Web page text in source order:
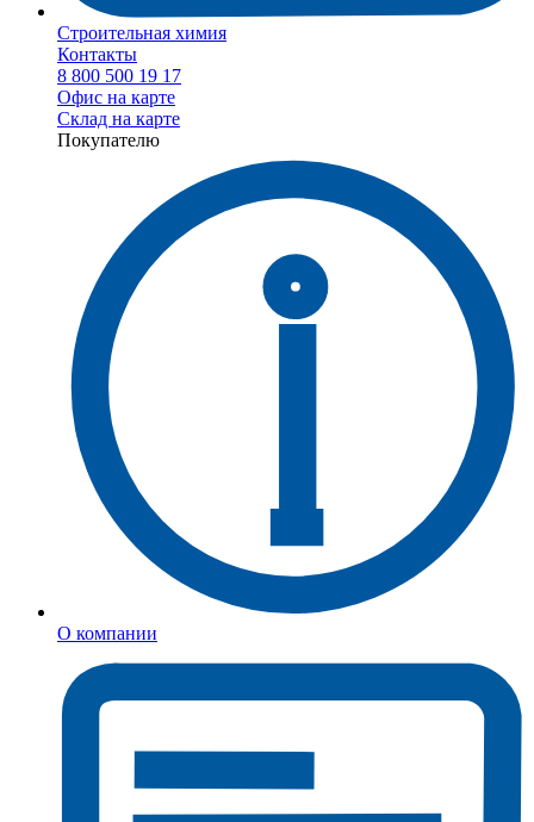
Строительная химия
Контакты
8 800 500 19 17
Офис на карте
Склад на карте
Покупателю
О компании